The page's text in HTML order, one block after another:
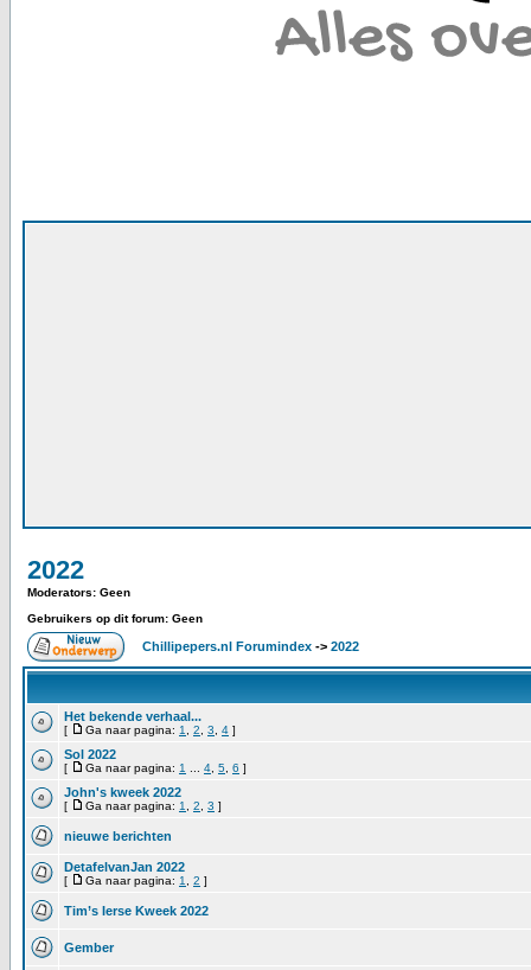
2022
Moderators: Geen
Gebruikers op dit forum: Geen
Chillipepers.nl Forumindex -> 2022
Het bekende verhaal...
[ Ga naar pagina: 1 2 3 4 ]
Sol 2022
[ Ga naar pagina: 1 4 5 6 ]
John's kweek 2022
[ Ga naar pagina: 1 2 3 ]
nieuwe berichten
DetafelvanJan 2022
[ Ga naar pagina: 1 2 ]
Tim’s Ierse Kweek 2022
Gember